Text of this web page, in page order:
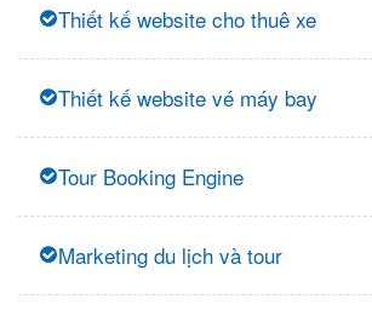
Thiết kế website cho thuê xe
Thiết kế website vé máy bay
Tour Booking Engine
Marketing du lịch và tour